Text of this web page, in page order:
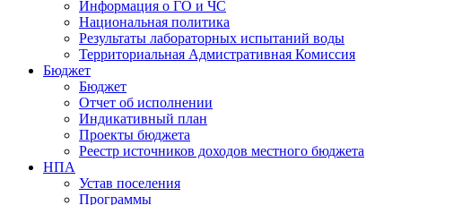
Информация о ГО и ЧС
Национальная политика
Результаты лабораторных испытаний воды
Территориальная Адмистративная Комиссия
Бюджет
Бюджет
Отчет об исполнении
Индикативный план
Проекты бюджета
Реестр источников доходов местного бюджета
НПА
Устав поселения
Программы